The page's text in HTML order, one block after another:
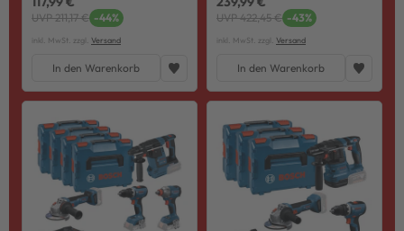
UVP 211,17 € -44%
inkl. MwSt. zzgl. Versand
In den Warenkorb
UVP 422,45 € -43%
inkl. MwSt. zzgl. Versand
In den Warenkorb